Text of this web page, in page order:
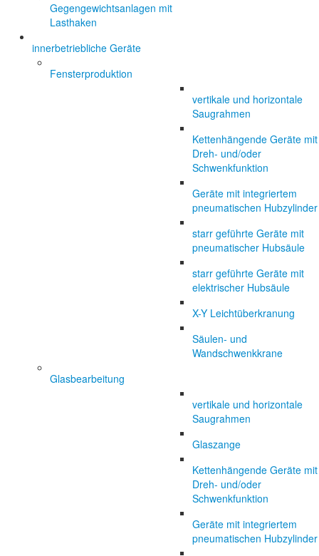
Gegengewichtsanlagen mit
Lasthaken
innerbetriebliche Geräte
Fensterproduktion
vertikale und horizontale
Saugrahmen
Kettenhängende Geräte mit
Dreh- und/oder
Schwenkfunktion
Geräte mit integriertem
pneumatischen Hubzylinder
starr geführte Geräte mit
pneumatischer Hubsäule
starr geführte Geräte mit
elektrischer Hubsäule
X-Y Leichtüberkranung
Säulen- und
Wandschwenkkrane
Glasbearbeitung
vertikale und horizontale
Saugrahmen
Glaszange
Kettenhängende Geräte mit
Dreh- und/oder
Schwenkfunktion
Geräte mit integriertem
pneumatischen Hubzylinder